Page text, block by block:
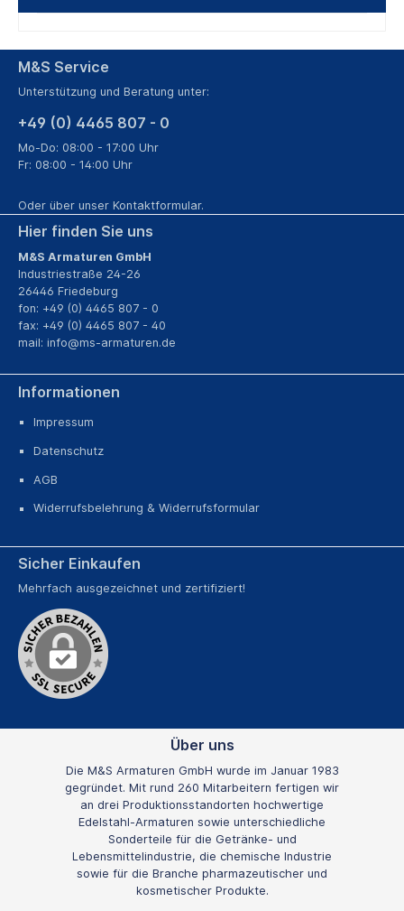
M&S Service
Unterstützung und Beratung unter:
+49 (0) 4465 807 - 0
Mo-Do: 08:00 - 17:00 Uhr
Fr: 08:00 - 14:00 Uhr
Oder über unser Kontaktformular.
Informationen
Impressum
Datenschutz
AGB
Widerrufsbelehrung & Widerrufsformular
Hier finden Sie uns
M&S Armaturen GmbH
Industriestraße 24-26
26446 Friedeburg
fon: +49 (0) 4465 807 - 0
fax: +49 (0) 4465 807 - 40
mail: info@ms-armaturen.de
Sicher Einkaufen
Mehrfach ausgezeichnet und zertifiziert!
Über uns
Die M&S Armaturen GmbH wurde im Januar 1983
gegründet. Mit rund 260 Mitarbeitern fertigen wir
an drei Produktionsstandorten hochwertige
Edelstahl-Armaturen sowie unterschiedliche
Sonderteile für die Getränke- und
Lebensmittelindustrie, die chemische Industrie
sowie für die Branche pharmazeutischer und
kosmetischer Produkte.